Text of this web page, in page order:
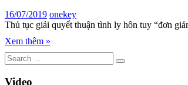
16/07/2019 onekey
Thủ tục giải quyết thuận tình ly hôn tuy “đơn
Xem thêm »
Video